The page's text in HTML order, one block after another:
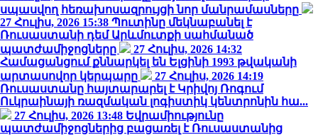
սպասվող հեռախոսազրույցի նոր մանրամասները
27 Հուլիս, 2026 15:38 Պուտինը մեկնաբանել է
Ռուսաստանի դեմ Արևմուտքի սահմանած
պատժամիջոցները
27 Հուլիս, 2026 14:32
Համացանցում քննարկել են Ելցինի 1993 թվականի
արտասովոր կերպարը
27 Հուլիս, 2026 14:19
Ռուսաստանը հայտարարել է Կրիվոյ Ռոգում
Ուկրաինայի ռազմական լոգիստիկ կենտրոնին հա...
27 Հուլիս, 2026 13:48 Եվրամիությունը
պատժամիջոցներից բացառել է Ռուսաստանից